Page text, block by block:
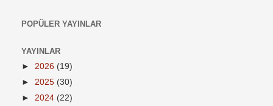
POPÜLER YAYINLAR
YAYINLAR
► 2026 (19)
► 2025 (30)
► 2024 (22)